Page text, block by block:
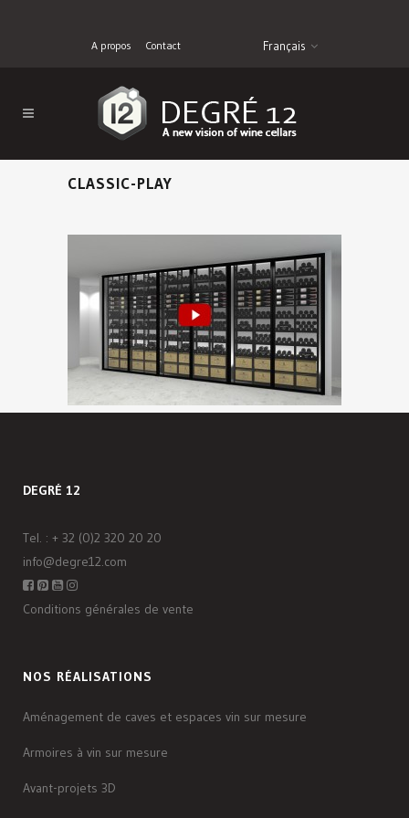
A propos Contact Français
CLASSIC-PLAY
DEGRÉ 12
Tel. : + 32 (0)2 320 20 20
info@degre12.com
Conditions générales de vente
NOS RÉALISATIONS
Aménagement de caves et espaces vin sur mesure
Armoires à vin sur mesure
Avant-projets 3D